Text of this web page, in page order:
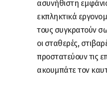
ασυνήθιστη
εκπληκτικά
τους συγκρατούν
οι σταθερές,
προστατεύουν τις
ακουμπάτε τον